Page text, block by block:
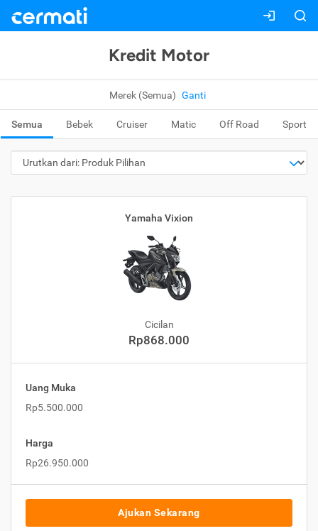
Kredit Motor
Merek (Semua) Ganti
Semua Bebek Cruiser Matic Off Road Sport
Yamaha Vixion
Cicilan
Rp868.000
Uang Muka
Rp5.500.000
Harga
Rp26.950.000
Ajukan Sekarang